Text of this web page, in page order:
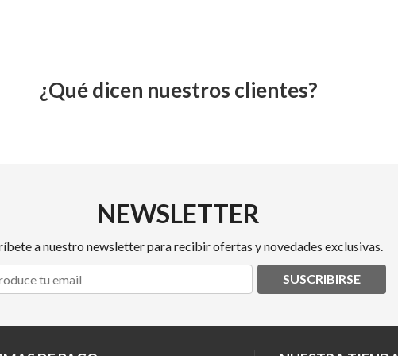
¿Qué dicen nuestros clientes?
NEWSLETTER
a nuestro newsletter para recibir ofertas y novedades exclusivas.
SUSCRIBIRSE